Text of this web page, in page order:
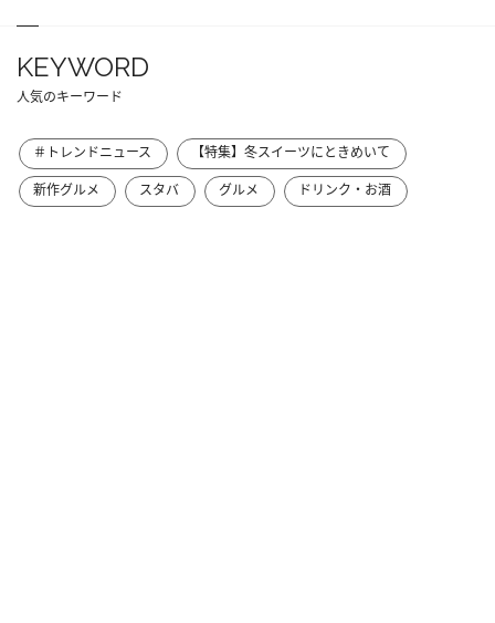
KEYWORD
人気のキーワード
＃トレンドニュース
【特集】冬スイーツにときめいて
新作グルメ
スタバ グルメ ドリンク・お酒